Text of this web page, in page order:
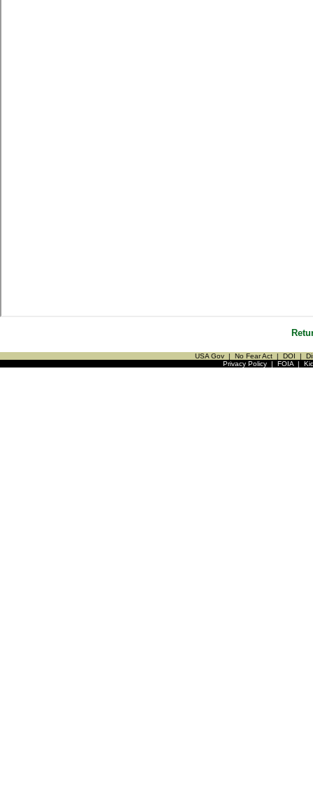
USA Gov | No Fear Act | DOI |
Privacy Policy| FOIA|